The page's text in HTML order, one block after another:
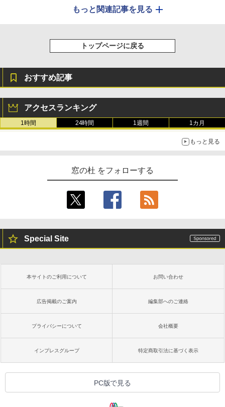
もっと関連記事を見る
トップページに戻る
おすすめ記事
アクセスランキング
1時間 24時間 1週間 1カ月
もっと見る
窓の杜 をフォローする
Special Site
本サイトのご利用について お問い合わせ
広告掲載のご案内 編集部へのご連絡
プライバシーについて 会社概要
インプレスグループ 特定商取引法に基づく表示
PC版で見る